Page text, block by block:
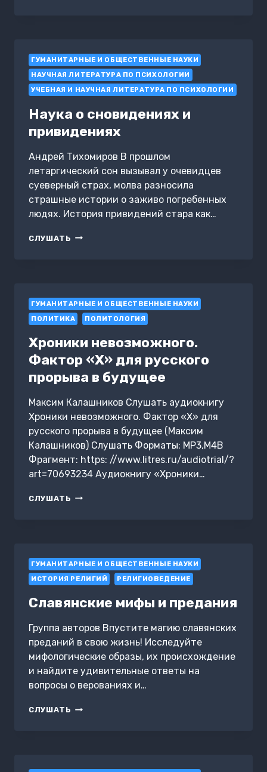
ГУМАНИТАРНЫЕ И ОБЩЕСТВЕННЫЕ НАУКИ
НАУЧНАЯ ЛИТЕРАТУРА ПО ПСИХОЛОГИИ
УЧЕБНАЯ И НАУЧНАЯ ЛИТЕРАТУРА ПО ПСИХОЛОГИИ
Наука о сновидениях и
привидениях
Андрей Тихомиров В прошлом
летаргический сон вызывал у очевидцев
суеверный страх, молва разносила
страшные истории о заживо погребенных
людях. История привидений стара как…
СЛУШАТЬ НАУКА
ГУМАНИТАРНЫЕ И ОБЩЕСТВЕННЫЕ НАУКИ
ПОЛИТИКА
ПОЛИТОЛОГИЯ
Хроники невозможного.
Фактор «Х» для русского
прорыва в будущее
Максим Калашников Слушать аудиокнигу
Хроники невозможного. Фактор «Х» для
русского прорыва в будущее (Максим
Калашников) Слушать Форматы: MP3,M4B
Фрагмент: https: //www.litres.ru/audiotrial/?
art=70693234 Аудиокнигу «Хроники…
СЛУШАТЬ ХРОНИКИ
ПРОРЫВА
В
БУДУЩЕЕ
ГУМАНИТАРНЫЕ И ОБЩЕСТВЕННЫЕ НАУКИ
ИСТОРИЯ РЕЛИГИЙ
РЕЛИГИОВЕДЕНИЕ
Славянские мифы и предания
Группа авторов Впустите магию славянских
преданий в свою жизнь! Исследуйте
мифологические образы, их происхождение
и найдите удивительные ответы на
вопросы о верованиях и…
СЛУШАТЬ СЛАВЯНСКИЕ